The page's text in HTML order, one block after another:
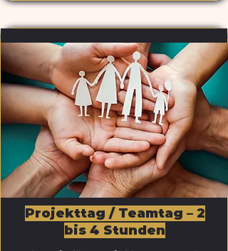
Projekttag / Teamtag – 2
bis 4 Stunden